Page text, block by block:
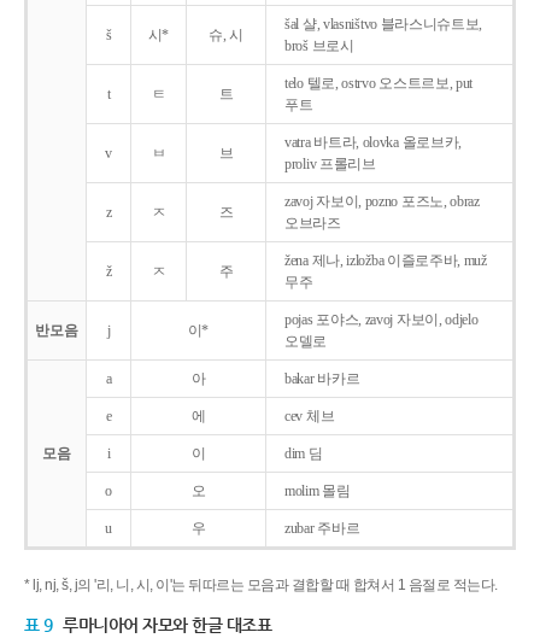
š 시* 슈, 시
šal 샬, vlasništvo 블라스니슈트보,
broš 브로시
t ㅌ 트
telo 텔로, ostrvo 오스트르보, put
푸트
v ㅂ 브
vatra 바트라, olovka 올로브카,
proliv 프롤리브
z ㅈ 즈
zavoj 자보이, pozno 포즈노, obraz
오브라즈
ž ㅈ 주
žena 제나, izložba 이즐로주바, muž
무주
반모음 j 이*
pojas 포야스, zavoj 자보이, odjelo
오델로
모음
a 아 bakar 바카르
e 에 cev 체브
i 이 dim 딤
o 오 molim 몰림
u 우 zubar 주바르
* lj, nj, š, j의 '리, 니, 시, 이'는 뒤따르는 모음과 결합할 때 합쳐서 1 음절로 적는다.
표 9 루마니아어 자모와 한글 대조표